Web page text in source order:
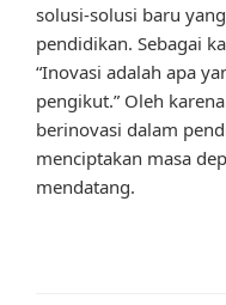
solusi-solusi baru
pendidikan. Sebagai
“Inovasi adalah apa
pengikut.” Oleh
berinovasi dalam
menciptakan masa
mendatang.